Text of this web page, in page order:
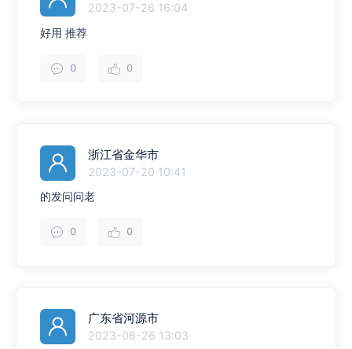
2023-07-26 16:04
好用 推荐
0 0
浙江省金华市
2023-07-20 10:41
的发问问老
0 0
广东省河源市
2023-06-26 13:03